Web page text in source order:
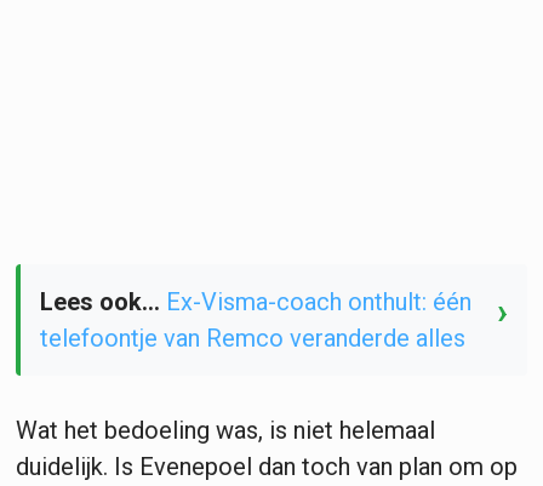
Lees ook... Ex-Visma-coach onthult: één
telefoontje van Remco veranderde alles
›
Wat het bedoeling was, is niet helemaal
duidelijk. Is Evenepoel dan toch van plan om op